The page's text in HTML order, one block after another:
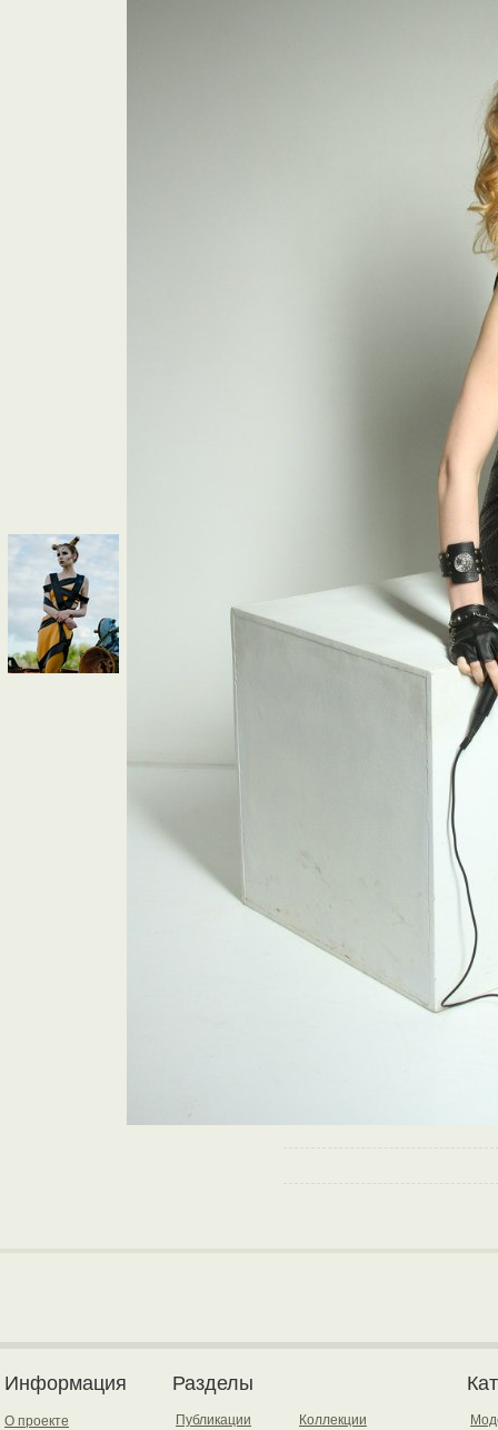
Информация
О проекте
Разделы
Публикации
Коллекции